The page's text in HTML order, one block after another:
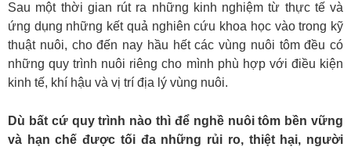
Sau một thời gian rút ra những kinh nghiệm từ thực tế và
ứng dụng những kết quả nghiên cứu khoa học vào trong kỹ
thuật nuôi, cho đến nay hầu hết các vùng nuôi tôm đều có
những quy trình nuôi riêng cho mình phù hợp với điều kiện
kinh tế, khí hậu và vị trí địa lý vùng nuôi.
Dù bất cứ quy trình nào thì để nghề nuôi tôm bền vững
và hạn chế được tối đa những rủi ro, thiệt hại, người